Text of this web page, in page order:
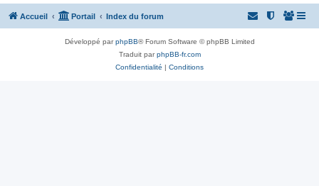
Accueil Portail Index du forum
Développé parphpBB® Forum Software © phpBB Limited
Traduit parphpBB-fr.com
Confidentialité | Conditions